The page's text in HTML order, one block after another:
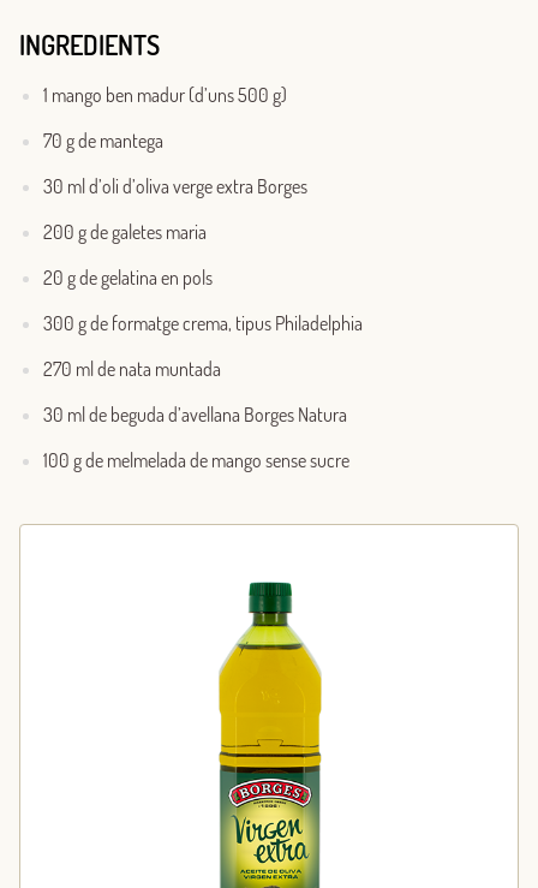
INGREDIENTS
1 mango ben madur (d’uns 500 g)
70 g de mantega
30 ml d’oli d’oliva verge extra Borges
200 g de galetes maria
20 g de gelatina en pols
300 g de formatge crema, tipus Philadelphia
270 ml de nata muntada
30 ml de beguda d’avellana Borges Natura
100 g de melmelada de mango sense sucre